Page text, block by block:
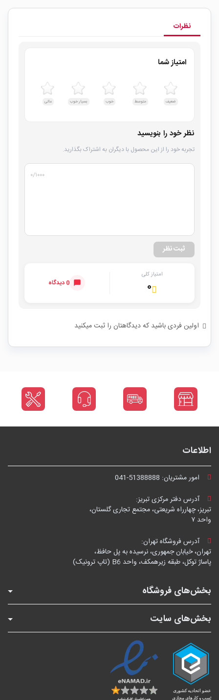
نظرات
امتیاز شما
ضعیف متوسط خوب بسیار خوب عالی
نظر خود را بنویسید
تجربه خود را از این محصول با دیگران به اشتراک بگذارید.
۰/۱۰۰۰
ثبت نظر
امتیاز کلی
۰ 0 دیدگاه
اولین فردی باشید که دیدگاهتان را ثبت میکنید
اطلاعات
امور مشتریان: 041-51388888
آدرس دفتر مرکزی تبریز:
تبریز، چهارراه شریعتی، مجتمع تجاری گلستان،
واحد ۷
آدرس فروشگاه تهران:
تهران، خیابان جمهوری، نرسیده به پل حافظ،
پاساژ توکل، طبقه زیرهمکف، واحد B6 (تاپ ترونیک)
بخش‌های فروشگاه
بخش‌های سایت